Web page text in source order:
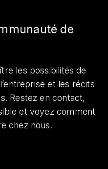
de
les possibilités de
et les récits
Restez en contact,
et voyez comment
chez nous.